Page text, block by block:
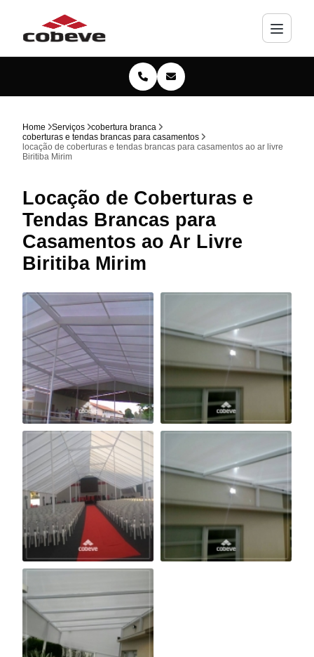
Home Serviços
cobertura branca
coberturas e tendas brancas para casamentos
locação de coberturas e tendas brancas para casamentos ao ar livre
Biritiba Mirim
Locação de Coberturas e
Tendas Brancas para
Casamentos ao Ar Livre
Biritiba Mirim